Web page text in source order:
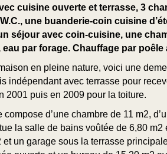
cuisine ouverte et terrasse, 3
une buanderie-coin cuisine
séjour avec coin-cuisine, une
eau par forage. Chauffage par
en pleine nature, voici une
indépendant avec terrasse pour
2001 puis en 2009 pour la toiture.
compose d’une chambre de 11 m2,
la salle de bains voûtée de 6,80
et un garage sous la terrasse